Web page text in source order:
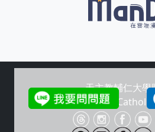
天主教輔仁大學
Copyright © Fu Jen